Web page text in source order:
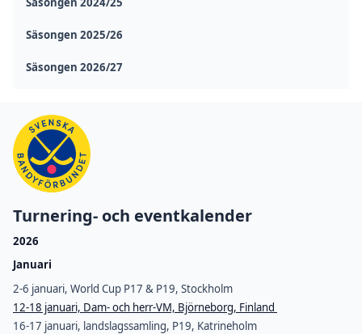
Säsongen 2025/26
Säsongen 2026/27
Turnering- och eventkalender
2026
Januari
2-6 januari, World Cup P17 & P19, Stockholm
12-18 januari, Dam- och herr-VM, Björneborg, Finland
16-17 januari, landslagssamling, P19, Katrineholm